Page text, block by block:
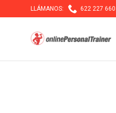
LLÁMANOS:  622 227 660